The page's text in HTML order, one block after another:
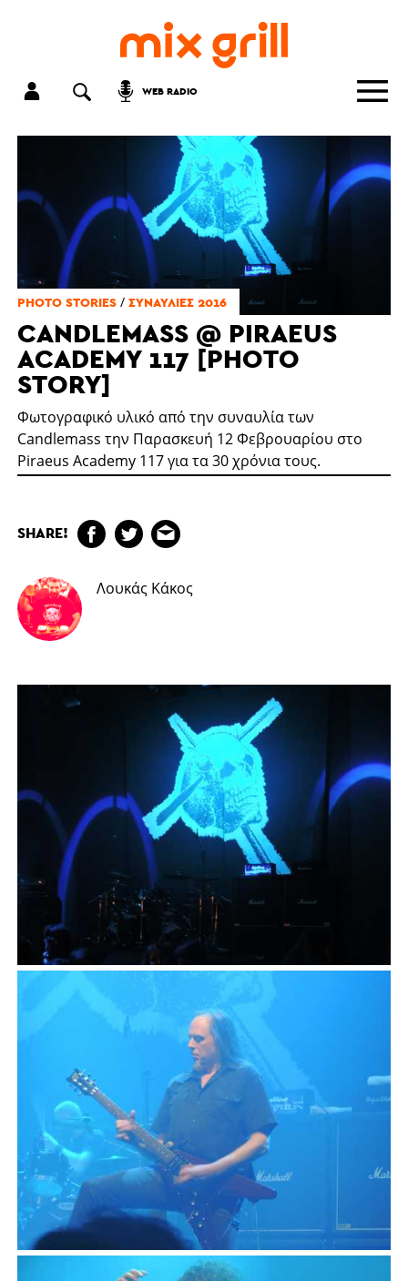
WEB RADIO
PHOTO STORIES /ΣΥΝΑΥΛΊΕΣ 2016
CANDLEMASS @ PIRAEUS
ACADEMY 117 [PHOTO
STORY]
Φωτογραφικό υλικό από την συναυλία των
Candlemass την Παρασκευή 12 Φεβρουαρίου στο
Piraeus Academy 117 για τα 30 χρόνια τους.
SHARE!
Λουκάς Κάκος